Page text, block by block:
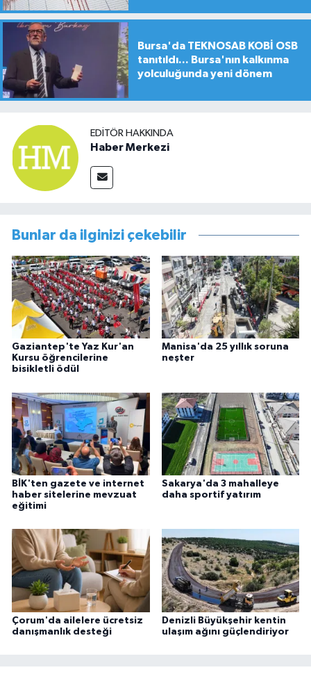
Bursa'da TEKNOSAB KOBİ OSB
tanıtıldı... Bursa'nın kalkınma
yolculuğunda yeni dönem
EDITÖR HAKKINDA
Haber Merkezi
Bunlar da ilginizi çekebilir
Gaziantep'te Yaz Kur'an
Kursu öğrencilerine
bisikletli ödül
Manisa'da 25 yıllık soruna
neşter
BİK'ten gazete ve internet
haber sitelerine mevzuat
eğitimi
Sakarya'da 3 mahalleye
daha sportif yatırım
Çorum'da ailelere ücretsiz
danışmanlık desteği
Denizli Büyükşehir kentin
ulaşım ağını güçlendiriyor